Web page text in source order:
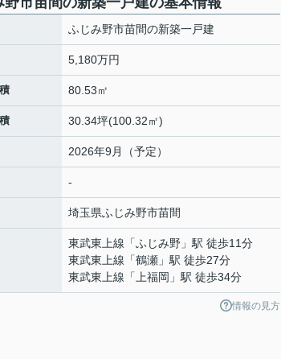
ふじみ野市苗間の新築一戸建
5,180万円
80.53㎡
30.34坪(100.32㎡)
2026年9月（予定）
-
埼玉県ふじみ野市苗間
東武東上線 「ふじみ野 」駅 徒歩11分
東武東上線 「鶴瀬 」駅 徒歩27分
東武東上線 「 上福岡 」駅 徒歩34分
情報の見方